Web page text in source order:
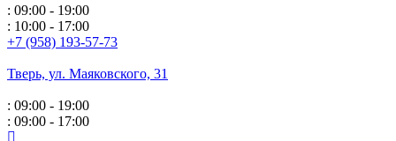
: 09:00 - 19:00
: 10:00 - 17:00
+7 (958) 193-57-73
Тверь, ул. Маяковского, 31
: 09:00 - 19:00
: 09:00 - 17:00